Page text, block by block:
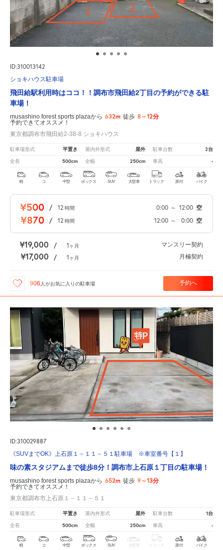
ID:310013142
ショキハウス駐車場
飛田給駅利用時はココ！！調布市飛田給2丁目の予約ができる駐
車場！
musashino forest sports plazaから 632m 徒歩 8～12分
予約できてオススメ！
東京都調布市飛田給2-38-8 ショキハウス
駐車場形式 平置き 屋内外形式 屋外 駐車台数 2台
全長 500cm 全幅 250cm 車高 -
軽 コ 中型 ボックス SUV 大型車 トラック 原付 バイク
¥500 / 12 時間 0:00 ～ 12:00 空
¥870 / 12 時間 12:00 ～ 0:00 空
¥19,000 / 1ヶ月 マンスリー契約
¥17,000 / 1ヶ月 月極契約
906 人がお気に入りの駐車場 予約へ
ID:310029887
《SUVまでOK》上石原１－１１－５１駐車場 ※車室番号【１】
味の素スタジアムまで徒歩8分！調布市上石原１丁目の駐車場！
musashino forest sports plazaから 652m 徒歩 9～13分
予約できてオススメ！
東京都調布市上石原１－１１－５１
駐車場形式 平置き 屋内外形式 屋外 駐車台数 1台
全長 500cm 全幅 250cm 車高 -
軽 コ 中型 ボックス SUV 大型車 トラック 原付 バイク